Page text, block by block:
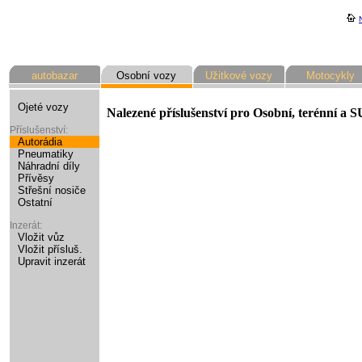
autobazar Osobní vozy Užitkové vozy Motocykly
Ojeté vozy
Příslušenství:
Autorádia
Pneumatiky
Náhradní díly
Přívěsy
Střešní nosiče
Ostatní
Inzerát:
Vložit vůz
Vložit přísluš.
Upravit inzerát
Nalezené příslušenství pro Osobní, terénní a